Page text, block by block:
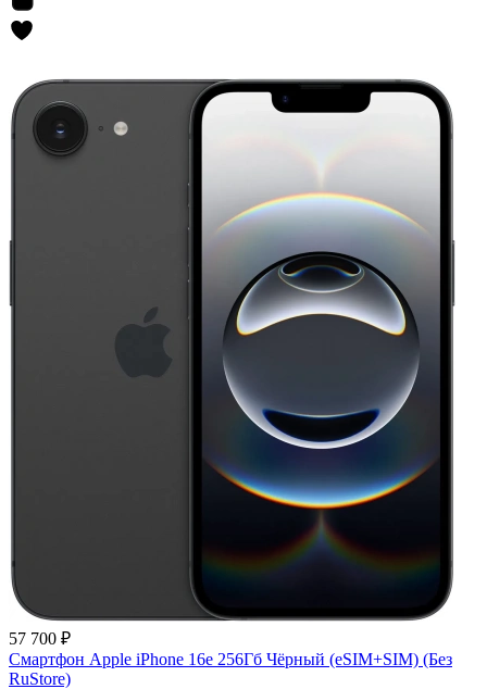
57 700 ₽
Смартфон Apple iPhone 16e 256Гб Чёрный (eSIM+SIM) (Без
RuStore)